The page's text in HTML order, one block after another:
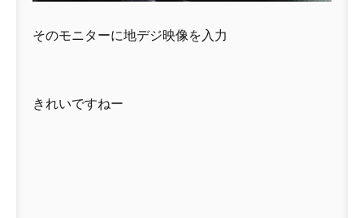
そのモニターに地デジ映像を入力
きれいですねー